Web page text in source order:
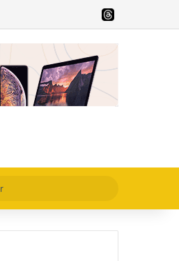
YouTubeInstagram
for